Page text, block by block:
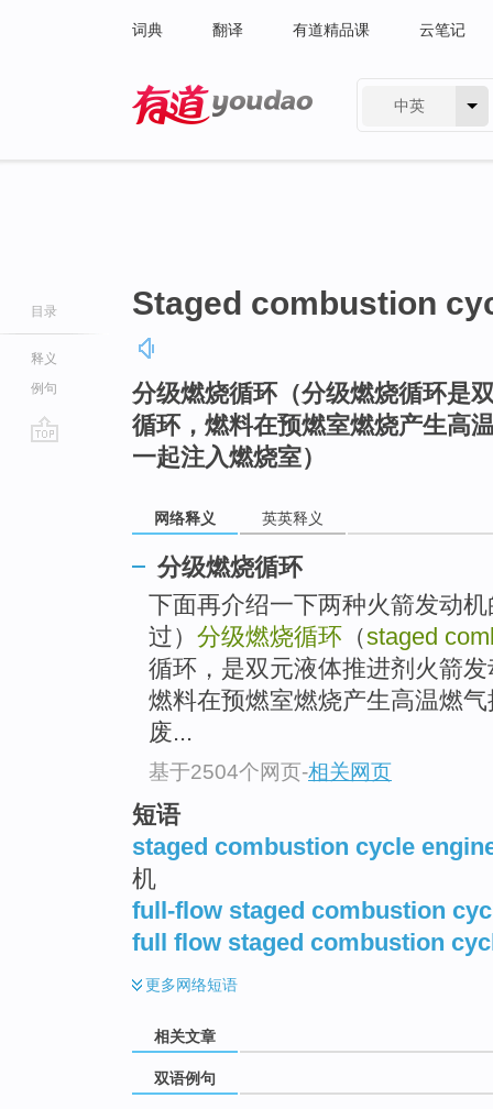
词典 翻译 有道精品课 云笔记
中英
目录
释义
例句
Staged combustion
分级燃烧循环（分级燃烧循环是
循环，燃料在预燃室燃烧产生高
一起注入燃烧室）
网络释义 英英释义
分级燃烧循环
下面再介绍一下两种火箭发动
过） 分级燃烧循环 （staged
循环，是双元液体推进剂火箭
燃料在预燃室燃烧产生高温燃
废...
基于2504个网页-相关网页
短语
staged combustion cycle
机
full-flow staged combustion
full flow staged combustion
更多网络短语
相关文章
双语例句